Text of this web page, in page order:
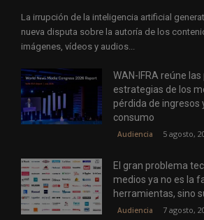
La irrupción de la inteligencia artificial
nueva disputa sobre la autoría de los
imágenes, vídeos y audios...
WAN-IFRA reúne
estrategias de los
pérdida de ingresos
consumo
Audiencia 5 agosto,
El gran problema
medios ya no es la
herramientas, sino
Audiencia 7 agosto,